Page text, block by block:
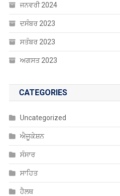
ਜਨਵਰੀ 2024
ਦਸੰਬਰ 2023
ਸਤੰਬਰ 2023
ਅਗਸਤ 2023
CATEGORIES
Uncategorized
ਐਜੂਕੇਸ਼ਨ
ਸੰਸਾਰ
ਸਾਹਿਤ
ਹੈਲਥ